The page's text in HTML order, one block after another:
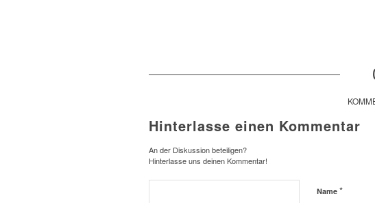
Hinterlasse einen Kommentar
An der Diskussion beteiligen?
Hinterlasse uns deinen Kommentar!
Name *